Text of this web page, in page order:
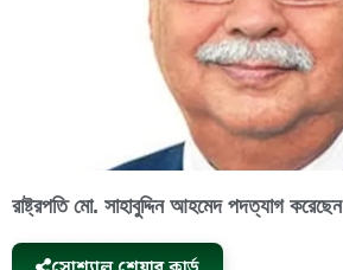
রাষ্ট্রপতি মো. সাহাবুদ্দিন আহমেদ পদত্যাগ করেছেন